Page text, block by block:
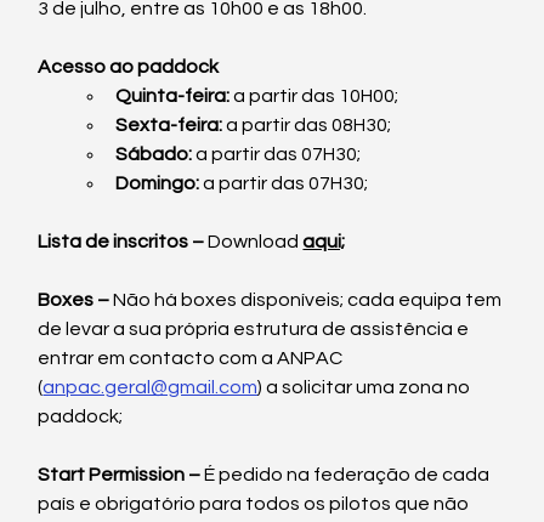
3 de julho, entre as 10h00 e as 18h00.
Acesso ao paddock
Quinta-feira: a partir das 10H00;
Sexta-feira: a partir das 08H30;
Sábado: a partir das 07H30;
Domingo: a partir das 07H30;
Lista de inscritos – Download aqui;
Boxes – Não há boxes disponíveis; cada equipa tem
de levar a sua própria estrutura de assistência e
entrar em contacto com a ANPAC
(anpac.geral@gmail.com) a solicitar uma zona no
paddock;
Start Permission – É pedido na federação de cada
país e obrigatório para todos os pilotos que não